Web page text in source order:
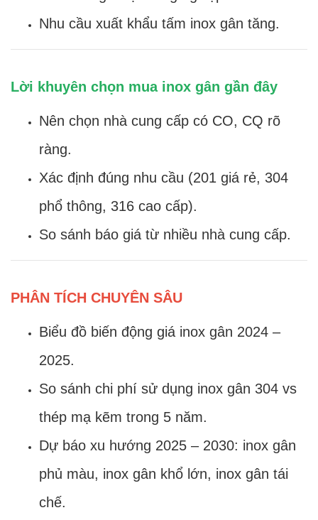
Nhu cầu xuất khẩu tấm inox gân tăng.
Lời khuyên chọn mua inox gân gần đây
Nên chọn nhà cung cấp có CO, CQ rõ
ràng.
Xác định đúng nhu cầu (201 giá rẻ, 304
phổ thông, 316 cao cấp).
So sánh báo giá từ nhiều nhà cung cấp.
PHÂN TÍCH CHUYÊN SÂU
Biểu đồ biến động giá inox gân 2024 –
2025.
So sánh chi phí sử dụng inox gân 304 vs
thép mạ kẽm trong 5 năm.
Dự báo xu hướng 2025 – 2030: inox gân
phủ màu, inox gân khổ lớn, inox gân tái
chế.